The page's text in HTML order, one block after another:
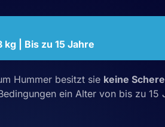
| Bis zu 15 Jahre
Hummer besitzt sie keine
ein Alter von bis zu 15